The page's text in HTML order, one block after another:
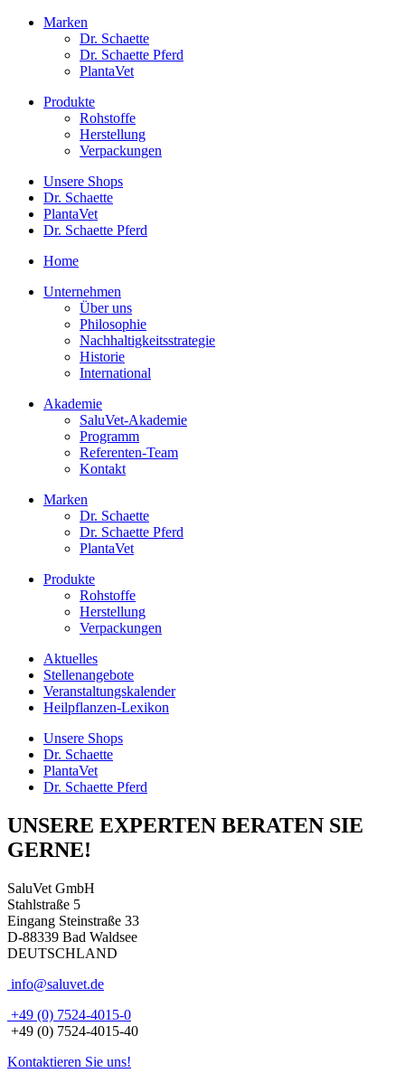
Marken
Dr. Schaette
Dr. Schaette Pferd
PlantaVet
Produkte
Rohstoffe
Herstellung
Verpackungen
Unsere Shops
Dr. Schaette
PlantaVet
Dr. Schaette Pferd
Home
Unternehmen
Über uns
Philosophie
Nachhaltigkeitsstrategie
Historie
International
Akademie
SaluVet-Akademie
Programm
Referenten-Team
Kontakt
Marken
Dr. Schaette
Dr. Schaette Pferd
PlantaVet
Produkte
Rohstoffe
Herstellung
Verpackungen
Aktuelles
Stellenangebote
Veranstaltungskalender
Heilpflanzen-Lexikon
Unsere Shops
Dr. Schaette
PlantaVet
Dr. Schaette Pferd
UNSERE EXPERTEN BERATEN SIE
GERNE!
SaluVet GmbH
Stahlstraße 5
Eingang Steinstraße 33
D-88339 Bad Waldsee
DEUTSCHLAND
info@saluvet.de
+49 (0) 7524-4015-0
+49 (0) 7524-4015-40
Kontaktieren Sie uns!